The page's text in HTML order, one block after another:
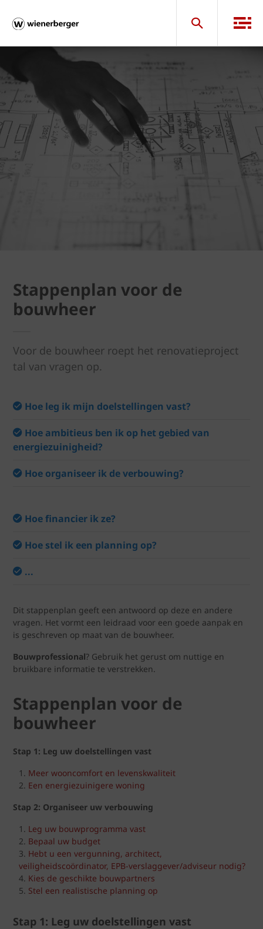
Stappenplan voor de
bouwheer
Voor de bouwheer roept het renovatieproject
tal van vragen op.
Hoe leg ik mijn doelstellingen vast?
Hoe ambitieus ben ik op het gebied van
energiezuinigheid?
Hoe organiseer ik de verbouwing?
Hoe financier ik ze?
Hoe stel ik een planning op?
...
Dit stappenplan geeft een antwoord op deze en andere
vragen. Het vormt een leidraad voor een goede aanpak en
is geschreven op maat van de bouwheer.
Bouwprofessional? Gebruik het gerust om nuttige en
bruikbare informatie te verstrekken.
Stappenplan voor de
bouwheer
Stap 1: Leg uw doelstellingen vast
Meer wooncomfort en levenskwaliteit
Een energiezuinigere woning
Stap 2: Organiseer uw verbouwing
Leg uw bouwprogramma vast
Bepaal uw budget
Hebt u een vergunning, architect,
veiligheidscoördinator, EPB-verslaggever/adviseur nodig?
Kies de geschikte bouwpartners
Stel een realistische planning op
Stap 1: Leg uw doelstellingen vast